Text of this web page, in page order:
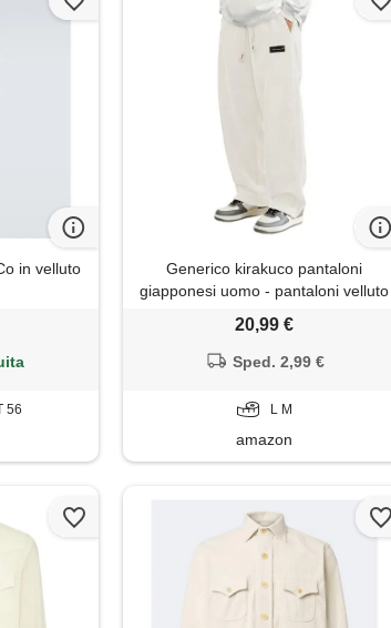
in velluto
56
Generico kirakuco pantaloni
giapponesi uomo - pantaloni velluto
uomo larghi invernali con tasca
bodybuilding a coste eleganti con
coulisse jogging streetwear baggy
20,99 €
Sped. 2,99 €
L M
amazon